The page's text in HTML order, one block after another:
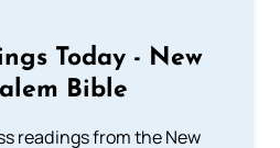
Today - New
Bible
readings from the New